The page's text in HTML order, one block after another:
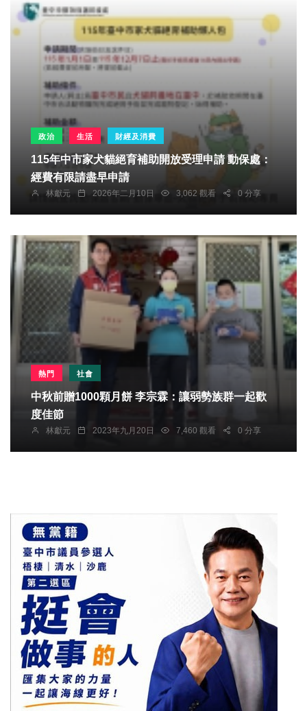
政治 生活 財經及消費
115年中市家犬貓絕育補助開放受理申請 動保處：
經費有限請盡早申請
林獻元 2026年二月10日 3,062 觀看 0 分享
熱門 社會
中秋前贈1000顆月餅 李宗霖：讓弱勢族群一起歡
度佳節
林獻元 2023年九月20日 7,460 觀看 0 分享